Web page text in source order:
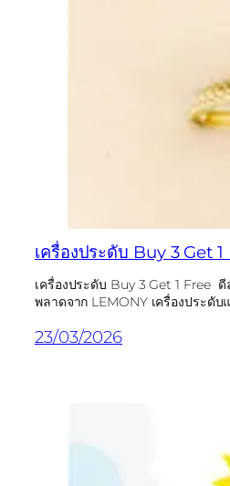
เครื่องประดับ Buy 3 Get 1
เครื่องประดับ Buy 3 Get 1 Free
พลาดจาก LEMONY เครื่องประดั
23/03/2026